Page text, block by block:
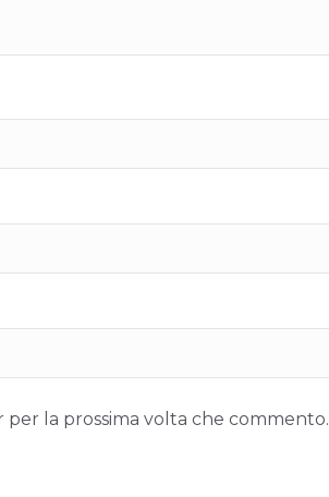
per la prossima volta che commento.